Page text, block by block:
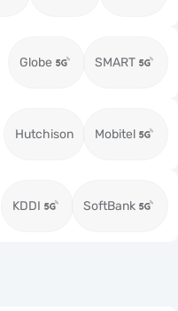
Globe SMART
Hutchison Mobitel
KDDI SoftBank